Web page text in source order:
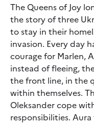
The Queens of Joy
the story of three
to stay in their
invasion. Every day
courage for Marlen,
instead of fleeing,
the front line, in the
within themselves.
Oleksander cope
responsibilities.